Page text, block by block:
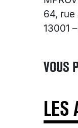
64, rue
13001
VOUS
LES